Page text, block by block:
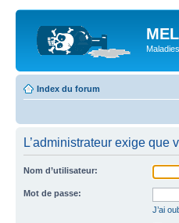
Index du forum
L’administrateur exige que
Nom d’utilisateur:
Mot de passe:
J’ai